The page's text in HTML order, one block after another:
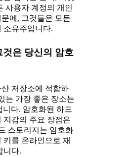
사용자 계정의 개인
에, 그것들은 모든
소유주입니다.
은 당신의 암호
저장소에 적합하
는 가장 좋은 장소는
다. 암호화된 하드
지갑의 주요 장점은
스토리지는 암호화
를 온라인으로 재
니다.